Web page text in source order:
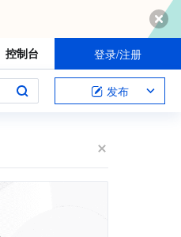
控制台 登录/注册
发布